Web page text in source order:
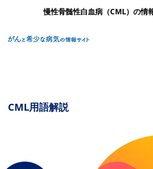
メインコン
慢性骨髄性白血病（CML）の情
Site Logo
CML用語解説